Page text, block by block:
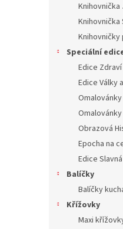
Knihovnička
Knihovnička
Speciální
Edice
Edice Války
Obrazová
Epocha na
Edice
Balíčky
Balíčky
Křížovky
Maxi